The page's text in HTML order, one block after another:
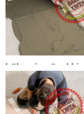
bölgesine özel
Sayfaya Git